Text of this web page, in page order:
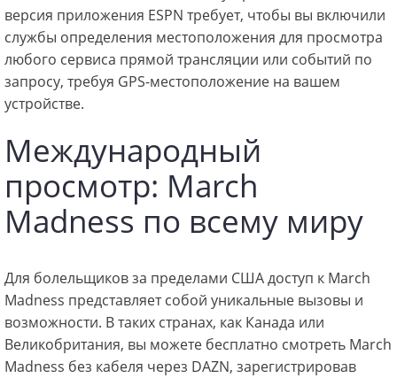
версия приложения ESPN требует, чтобы вы включили
службы определения местоположения для просмотра
любого сервиса прямой трансляции или событий по
запросу, требуя GPS-местоположение на вашем
устройстве.
Международный
просмотр: March
Madness по всему миру
Для болельщиков за пределами США доступ к March
Madness представляет собой уникальные вызовы и
возможности. В таких странах, как Канада или
Великобритания, вы можете бесплатно смотреть March
Madness без кабеля через DAZN, зарегистрировав